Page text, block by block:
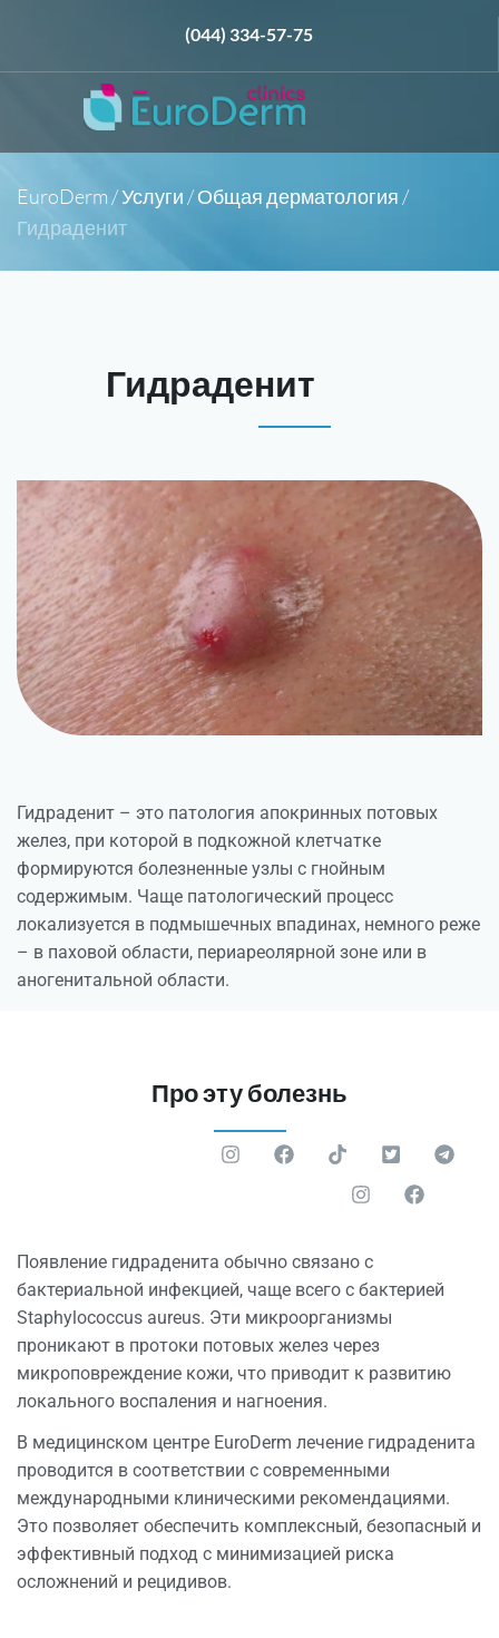
(044) 334-57-75
EuroDerm /Услуги /Общая дерматология /
Гидраденит
Гидраденит
Гидраденит – это патология апокринных потовых
желез, при которой в подкожной клетчатке
формируются болезненные узлы с гнойным
содержимым. Чаще патологический процесс
локализуется в подмышечных впадинах, немного реже
– в паховой области, периареолярной зоне или в
аногенитальной области.
Про эту болезнь
Появление гидраденита обычно связано с
бактериальной инфекцией, чаще всего с бактерией
Staphylococcus aureus. Эти микроорганизмы
проникают в протоки потовых желез через
микроповреждение кожи, что приводит к развитию
локального воспаления и нагноения.
В медицинском центре EuroDerm лечение гидраденита
проводится в соответствии с современными
международными клиническими рекомендациями.
Это позволяет обеспечить комплексный, безопасный и
эффективный подход с минимизацией риска
осложнений и рецидивов.